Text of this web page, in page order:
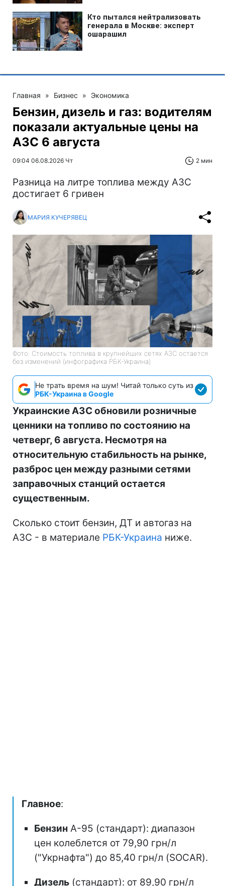
Главная » Бизнес » Экономика
Бензин, дизель и газ: водителям
показали актуальные цены на
АЗС 6 августа
09:04 06.08.2026 Чт 2 мин
Разница на литре топлива между АЗС
достигает 6 гривен
МАРИЯ КУЧЕРЯВЕЦ
Фото: Стоимость топлива в крупнейших сетях АЗС остается
без изменений (инфографика РБК-Украина)
Не трать время на шум! Читай только суть из
РБК-Украина в Google
Украинские АЗС обновили розничные
ценники на топливо по состоянию на
четверг, 6 августа. Несмотря на
относительную стабильность на рынке,
разброс цен между разными сетями
заправочных станций остается
существенным.
Сколько стоит бензин, ДТ и автогаз на
АЗС - в материале РБК-Украина ниже.
Главное:
Бензин А-95 (стандарт): диапазон
цен колеблется от 79,90 грн/л
("Укрнафта") до 85,40 грн/л (SOCAR).
Дизель (стандарт): от 89,90 грн/л